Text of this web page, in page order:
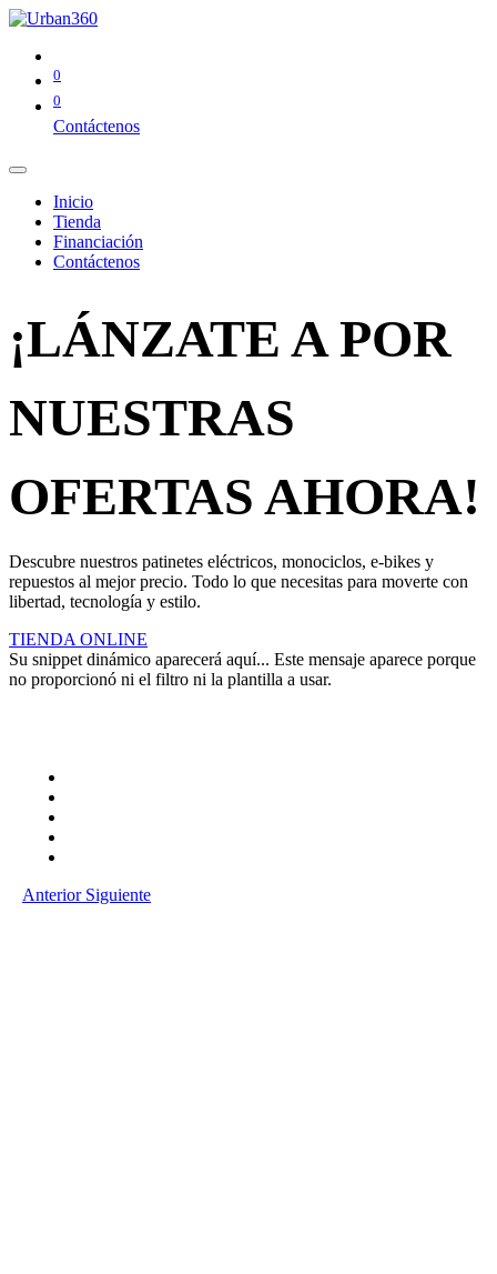
0
0
Contáctenos
Inicio
Tienda
Financiación
Contáctenos
¡LÁNZATE A POR
NUESTRAS
OFERTAS AHORA!
Descubre nuestros patinetes eléctricos, monociclos, e-bikes y
repuestos al mejor precio. Todo lo que necesitas para moverte con
libertad, tecnología y estilo.
TIENDA ONLINE
Su snippet dinámico aparecerá aquí... Este mensaje aparece porque
no proporcionó ni el filtro ni la plantilla a usar.
Anterior Siguiente